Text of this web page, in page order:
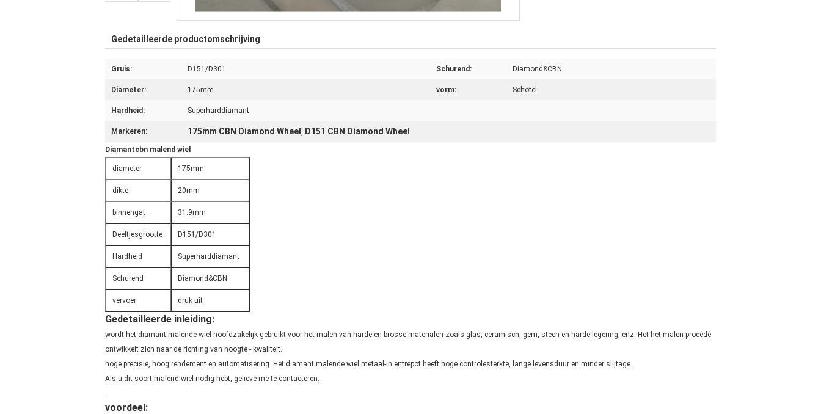
Gedetailleerde productomschrijving
Gruis: D151/D301 Schurend: Diamond&CBN
Diameter: 175mm vorm: Schotel
Hardheid: Superharddiamant
Markeren: 175mm CBN Diamond Wheel , D151 CBN Diamond Wheel
Diamantcbn malend wiel
diameter 175mm
dikte 20mm
binnengat 31.9mm
Deeltjesgrootte D151/D301
Hardheid Superharddiamant
Schurend Diamond&CBN
vervoer druk uit
Gedetailleerde inleiding:
wordt het diamant malende wiel hoofdzakelijk gebruikt voor het malen van harde en brosse materialen zoals glas, ceramisch, gem, steen en harde legering, enz. Het het malen procédé
ontwikkelt zich naar de richting van hoogte - kwaliteit.
hoge precisie, hoog rendement en automatisering. Het diamant malende wiel metaal-in entrepot heeft hoge controlesterkte, lange levensduur en minder slijtage.
Als u dit soort malend wiel nodig hebt, gelieve me te contacteren.
.
voordeel: